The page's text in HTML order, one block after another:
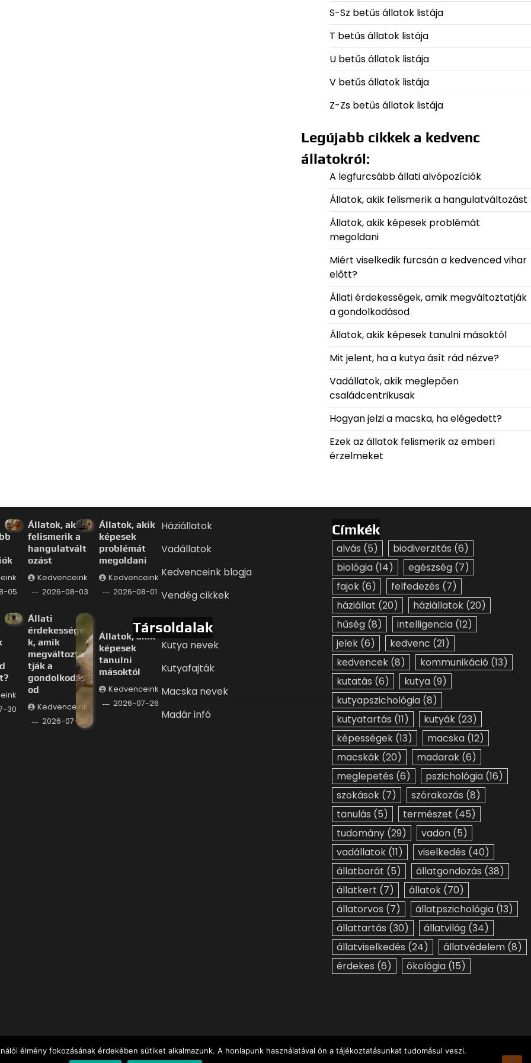
S-Sz betűs állatok listája
T betűs állatok listája
U betűs állatok listája
V betűs állatok listája
Z-Zs betűs állatok listája
Legújabb cikkek a kedvenc
állatokról:
A legfurcsább állati alvópozíciók
Állatok, akik felismerik a hangulatváltozást
Állatok, akik képesek problémát
megoldani
Miért viselkedik furcsán a kedvenced vihar
előtt?
Állati érdekességek, amik megváltoztatják
a gondolkodásod
Állatok, akik képesek tanulni másoktól
Mit jelent, ha a kutya ásít rád nézve?
Vadállatok, akik meglepően
családcentrikusak
Hogyan jelzi a macska, ha elégedett?
Ezek az állatok felismerik az emberi
érzelmeket
05
Állatok, akik
felismerik a
hangulatvált
ozást
Kedvenceink
2026-08-03
Állatok, akik
képesek
problémát
megoldani
Kedvenceink
2026-08-01
30
Állati
érdekessége
k, amik
megváltozta
tják a
gondolkodás
od
Kedvenceink
2026-07-28
Állatok, akik
képesek
tanulni
másoktól
Kedvenceink
2026-07-26
Háziállatok
Vadállatok
Kedvenceink blogja
Vendég cikkek
Társoldalak
Kutya nevek
Kutyafajták
Macska nevek
Madár infó
Címkék
alvás (5) biodiverzitás (6)
biológia (14) egészség (7)
fajok (6) felfedezés (7)
háziállat (20) háziállatok (20)
hűség (8) intelligencia (12)
jelek (6) kedvenc (21)
kedvencek (8) kommunikáció (13)
kutatás (6) kutya (9)
kutyapszichológia (8)
kutyatartás (11) kutyák (23)
képességek (13) macska (12)
macskák (20) madarak (6)
meglepetés (6) pszichológia (16)
szokások (7) szórakozás (8)
tanulás (5) természet (45)
tudomány (29) vadon (5)
vadállatok (11) viselkedés (40)
állatbarát (5) állatgondozás (38)
állatkert (7) állatok (70)
állatorvos (7) állatpszichológia (13)
állattartás (30) állatvilág (34)
állatviselkedés (24) állatvédelem (8)
érdekes (6) ökológia (15)
élmény fokozásának érdekében sütiket alkalmazunk. A honlapunk használatával ön a tájékoztatásunkat tudomásul veszi.